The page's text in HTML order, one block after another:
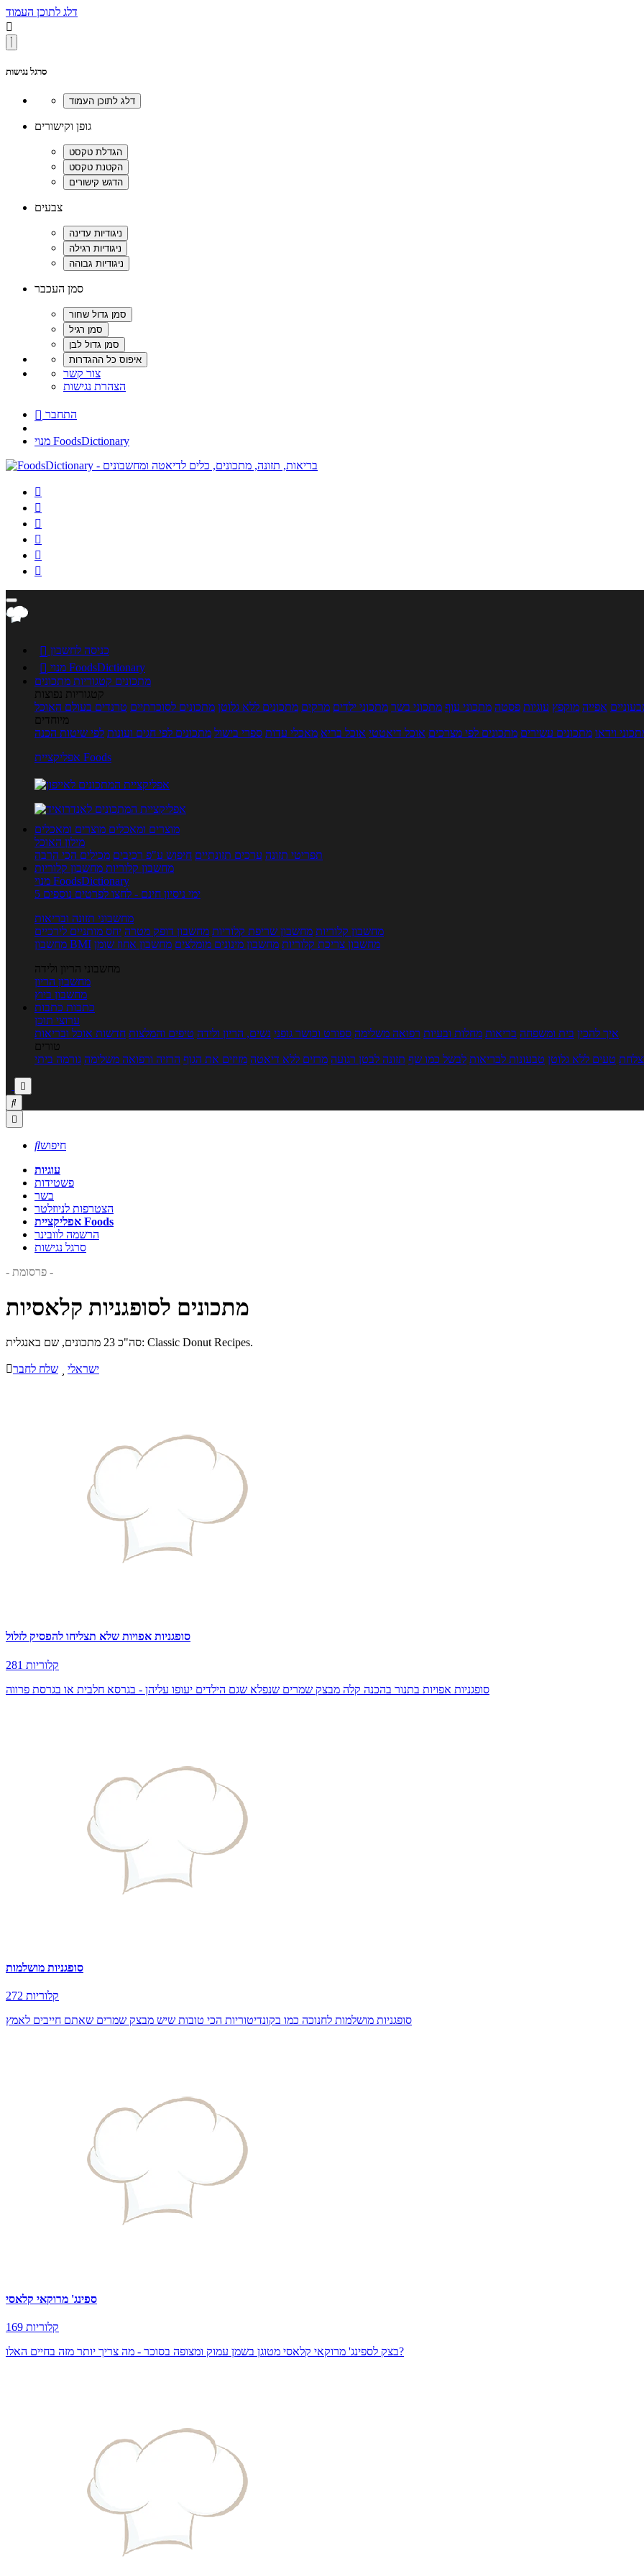
דלג לתוכן העמוד

סרגל נגישות
גופן וקישורים
צבעים
סמן העכבר
צור קשר
הצהרת נגישות
 התחבר
מנוי FoodsDictionary






 כניסה לחשבון

מנוי FoodsDictionary
מתכונים קטגוריות מתכונים
קטגוריות נפוצות
אפייה מוקפץ עוגיות פסטה מתכוני עוף מתכוני בשר מתכוני ילדים מרקים מתכונים ללא גלוטן מתכונים לסוכרתיים טרנדים בעולם האוכל
מיוחדים
וידאו מתכונים עשירים מתכונים לפי מצרכים אוכל דיאטטי אוכל בריא מאכלי עדות ספרי בישול מתכונים לפי חגים ועונות לפי שיטות הכנה
אפליקציית Foods
מוצרים ומאכלים מוצרים ומאכלים
מילון האוכל
תפריטי תזונה ערכים תזונתיים חיפוש ע"פ רכיבים מכילים הכי הרבה
מחשבון קלוריות מחשבון קלוריות
מנוי FoodsDictionary
5 ימי ניסיון חינם - לחצו לפרטים נוספים
מחשבוני תזונה ובריאות
מחשבון קלוריות מחשבון שריפת קלוריות מחשבון דופק מטרה יחס מותניים לירכיים
מחשבון BMI
מחשבון צריכת קלוריות מחשבון מינונים מומלצים מחשבון אחוז שומן
מחשבוני הריון ולידה
מחשבון הריון
מחשבון ביוץ
כתבות כתבות
ערוצי תוכן
איך להכין בית ומשפחה בריאות מחלות ובעיות רפואה משלימה ספורט וכושר גופני נשים, הריון ולידה טיפים והמלצות חדשות אוכל ובריאות
טורים
טעים ללא גלוטן טבעונות לבריאות לבשל כמו שף תזונה לבטן רגועה מרזים ללא דיאטה מזיזים את הגוף הרזיה ורפואה משלימה גורמה ביתי



חיפוש
עוגיות
פשטידות
בשר
הצטרפות לניוזלטר
אפליקציית Foods
הרשמה לוובינר
סרגל נגישות
- פרסומת -
מתכונים לסופגניות קלאסיות
סה"כ 23 מתכונים, שם באנגלית: Classic Donut Recipes.
שלח לחבר ישראלי
סופגניות אפויות שלא תצליחו להפסיק לזלול
281 קלוריות
סופגניות אפויות בתנור בהכנה קלה מבצק שמרים שנפלא שגם הילדים יעופו עליהן - בגרסא חלבית או בגרסת פרווה
סופגניות מושלמות
272 קלוריות
סופגניות מושלמות לחנוכה כמו בקונדיטוריות הכי טובות שיש מבצק שמרים שאתם חייבים לאמץ
ספינג' מרוקאי קלאסי
169 קלוריות
בצק לספינג' מרוקאי קלאסי מטוגן בשמן עמוק ומצופה בסוכר - מה צריך יותר מזה בחיים האלו?